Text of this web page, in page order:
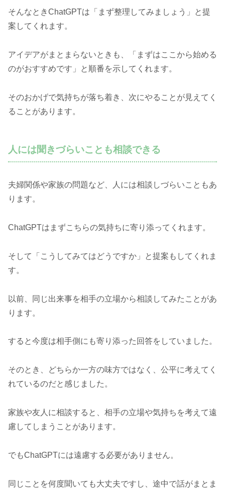
そんなときChatGPTは「まず整理してみましょう」と提
案してくれます。
アイデアがまとまらないときも、「まずはここから始める
のがおすすめです」と順番を示してくれます。
そのおかげで気持ちが落ち着き、次にやることが見えてく
ることがあります。
人には聞きづらいことも相談できる
夫婦関係や家族の問題など、人には相談しづらいこともあ
ります。
ChatGPTはまずこちらの気持ちに寄り添ってくれます。
そして「こうしてみてはどうですか」と提案もしてくれま
す。
以前、同じ出来事を相手の立場から相談してみたことがあ
ります。
すると今度は相手側にも寄り添った回答をしていました。
そのとき、どちらか一方の味方ではなく、公平に考えてく
れているのだと感じました。
家族や友人に相談すると、相手の立場や気持ちを考えて遠
慮してしまうことがあります。
でもChatGPTには遠慮する必要がありません。
同じことを何度聞いても大丈夫ですし、途中で話がまとま